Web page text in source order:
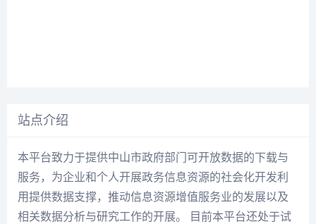
站点介绍
本平台致力于提供中山市政府部门可开放数据的下载与
服务，为企业和个人开展政务信息资源的社会化开发利
用提供数据支撑，推动信息资源增值服务业的发展以及
相关数据分析与研究工作的开展。 目前本平台还处于试